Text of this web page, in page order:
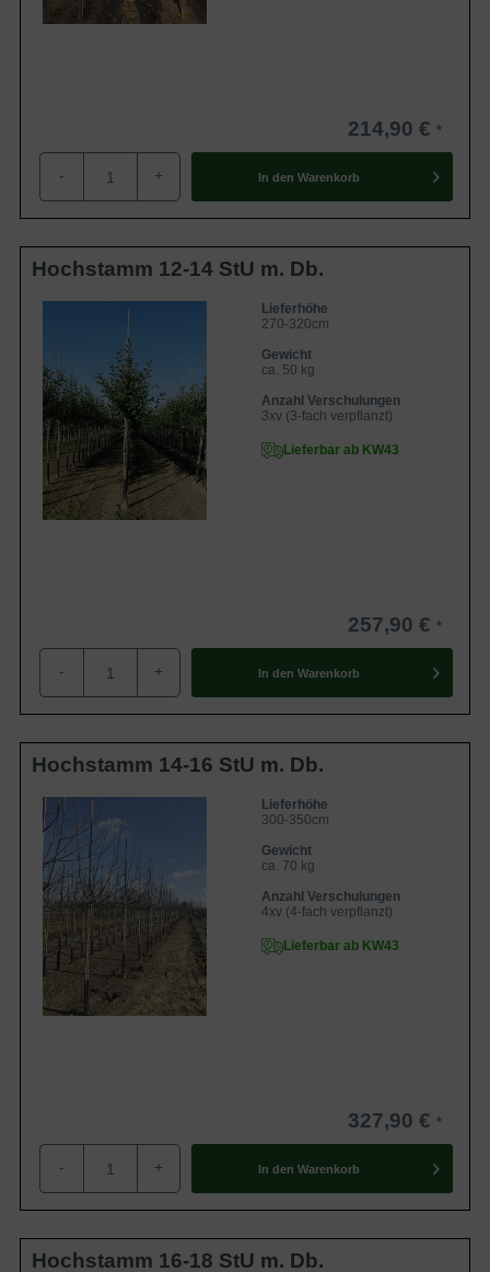
214,90 €
- + In den Warenkorb
Hochstamm 12-14 StU m. Db.
Lieferhöhe
270-320cm
Gewicht
ca. 50 kg
Anzahl Verschulungen
3xv (3-fach verpflanzt)
Lieferbar ab KW43
257,90 €
- + In den Warenkorb
Hochstamm 14-16 StU m. Db.
Lieferhöhe
300-350cm
Gewicht
ca. 70 kg
Anzahl Verschulungen
4xv (4-fach verpflanzt)
Lieferbar ab KW43
327,90 €
- + In den Warenkorb
Hochstamm 16-18 StU m. Db.